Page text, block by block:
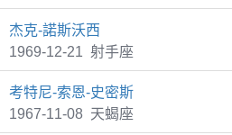
杰克-諾斯沃西
1969-12-21 射手座
考特尼-索恩-史密斯
1967-11-08 天蝎座